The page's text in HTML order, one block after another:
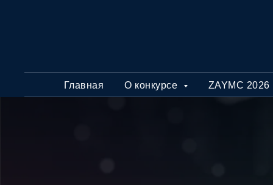
Главная О конкурсе ZAYMC 2026